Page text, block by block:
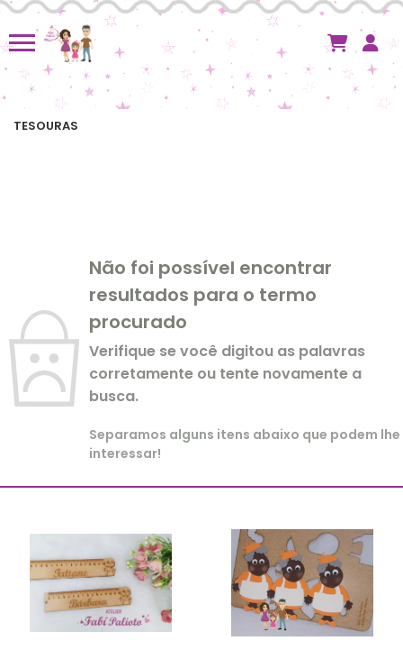
TESOURAS
Não foi possível encontrar
resultados para o termo
procurado
Verifique se você digitou as palavras
corretamente ou tente novamente a
busca.
Separamos alguns itens abaixo que podem lhe
interessar!